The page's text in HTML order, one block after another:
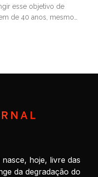
esse objetivo de
de 40 anos, mesmo
hoje, livre das
da degradação do